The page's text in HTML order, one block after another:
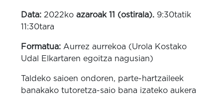
Data: 2022koazaroak 11 (ostirala). 9:30tatik
11:30tara
Formatua: Aurrez aurrekoa (Urola Kostako
Udal Elkartaren egoitza nagusian)
Taldeko saioen ondoren, parte-hartzaileek
banakako tutoretza-saio bana izateko aukera